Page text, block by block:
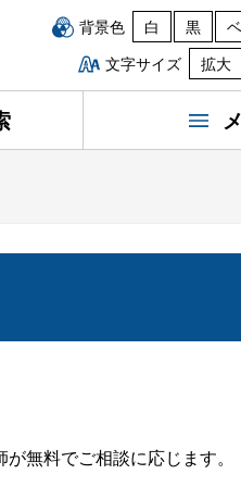
背景色 白 黒
文字サイズ
拡大
無料でご相談に応じます。